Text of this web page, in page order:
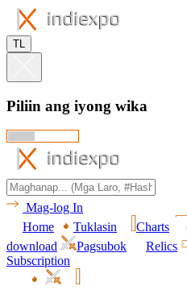
TL
Piliin ang iyong wika
Mag-log In
Home
Tuklasin Charts
download
Pagsubok Relics
Subscription